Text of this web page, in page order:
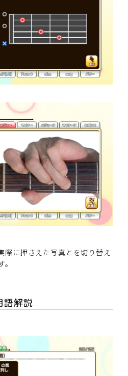
際に押さえた写真とを切り替え
語解説